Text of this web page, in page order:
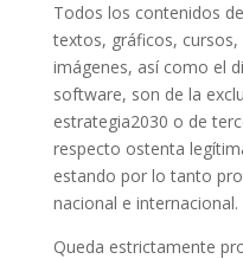
Todos los contenidos
textos, gráficos,
imágenes, así como el
software, son de la
estrategia2030 o de
respecto ostenta
estando por lo tanto
nacional e internacional.
Queda estrictamente